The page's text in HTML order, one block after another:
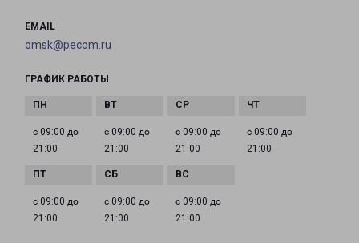
EMAIL
omsk@pecom.ru
ГРАФИК РАБОТЫ
с 09:00 до
21:00
с 09:00 до
21:00
с 09:00 до
21:00
с 09:00 до
21:00
с 09:00 до
21:00
с 09:00 до
21:00
с 09:00 до
21:00